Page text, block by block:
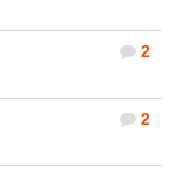
2
2